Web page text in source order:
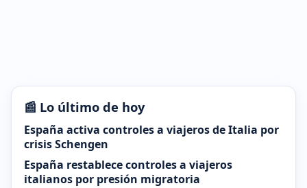
📰 Lo último de hoy
España activa controles a viajeros de Italia por
crisis Schengen
España restablece controles a viajeros
italianos por presión migratoria